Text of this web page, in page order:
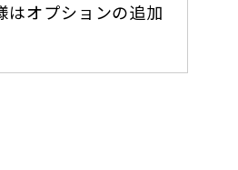
はオプションの追加